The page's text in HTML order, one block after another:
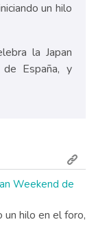
un hilo
la Japan
España, y
Weekend de
un hilo en el foro,